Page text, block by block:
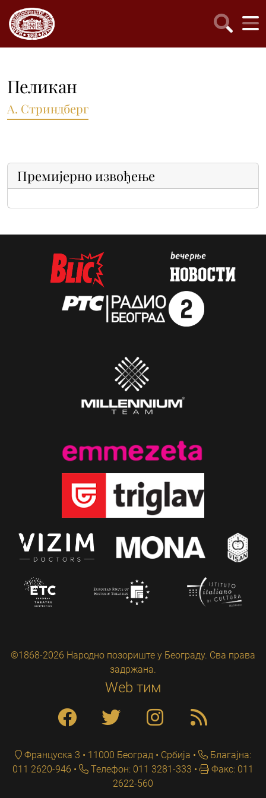
Пеликан
А. Стриндберг
Премијерно извођење
©1868-2026 Народно позориште у Београду. Сва права
задржана.
Web тим
Француска 3 • 11000 Београд • Србија
Благајна:
011 2620-946
Телефон: 011 3281-333
Факс: 011
2622-560